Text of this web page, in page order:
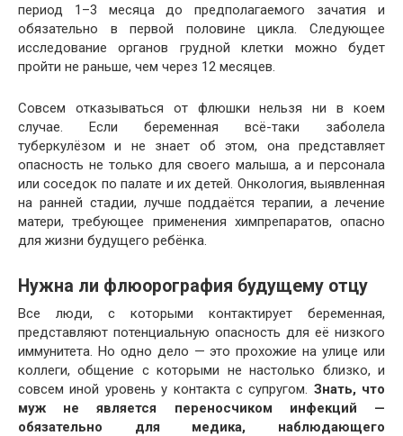
период 1–3 месяца до предполагаемого зачатия и
обязательно в первой половине цикла. Следующее
исследование органов грудной клетки можно будет
пройти не раньше, чем через 12 месяцев.
Совсем отказываться от флюшки нельзя ни в коем
случае. Если беременная всё-таки заболела
туберкулёзом и не знает об этом, она представляет
опасность не только для своего малыша, а и персонала
или соседок по палате и их детей. Онкология, выявленная
на ранней стадии, лучше поддаётся терапии, а лечение
матери, требующее применения химпрепаратов, опасно
для жизни будущего ребёнка.
Нужна ли флюорография будущему отцу
Все люди, с которыми контактирует беременная,
представляют потенциальную опасность для её низкого
иммунитета. Но одно дело — это прохожие на улице или
коллеги, общение с которыми не настолько близко, и
совсем иной уровень у контакта с супругом. Знать, что
муж не является переносчиком инфекций —
обязательно для медика, наблюдающего